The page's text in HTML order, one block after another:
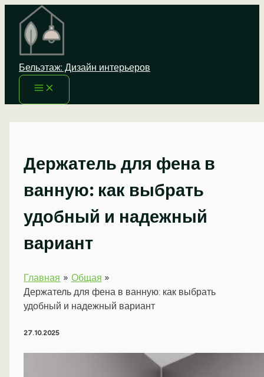
Перейти
содержимому
Бельэтаж: Дизайн интерьеров
Держатель для фена в
ванную: как выбрать
удобный и надежный
вариант
Главная
Общая
Держатель для фена в ванную: как выбрать
удобный и надежный вариант
27.10.2025